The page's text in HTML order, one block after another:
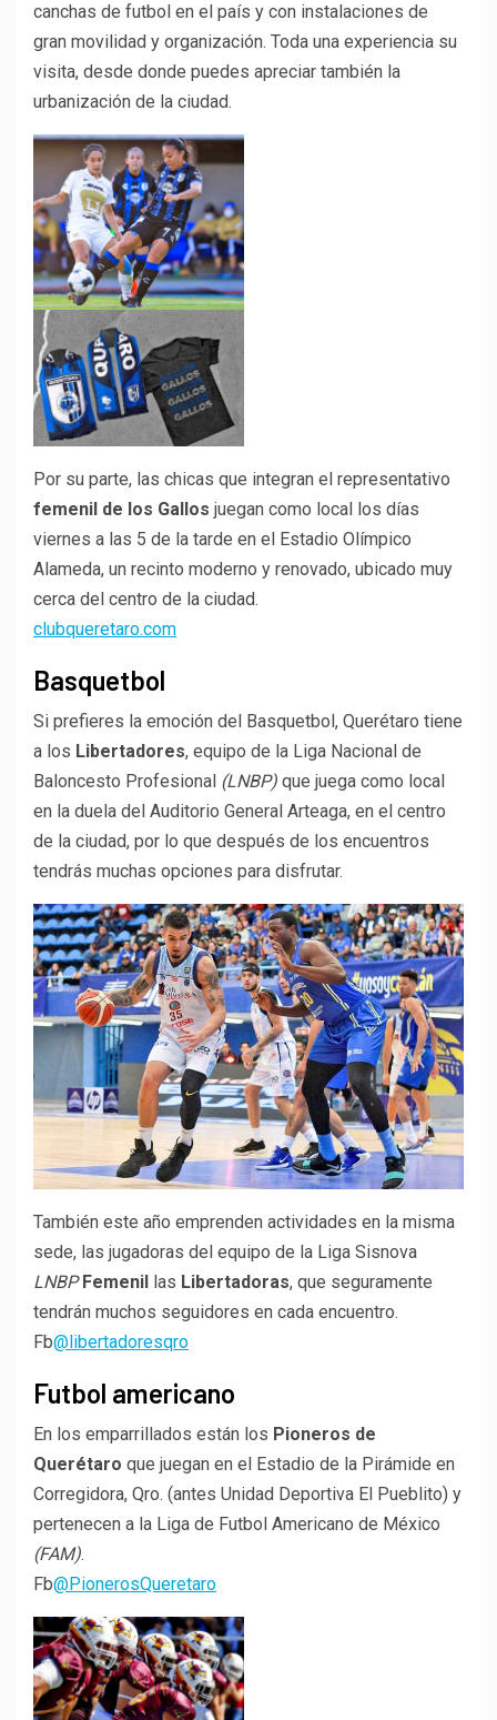
canchas de futbol en el país y con instalaciones de
gran movilidad y organización. Toda una experiencia su
visita, desde donde puedes apreciar también la
urbanización de la ciudad.
Por su parte, las chicas que integran el representativo
femenil de los Gallos juegan como local los días
viernes a las 5 de la tarde en el Estadio Olímpico
Alameda, un recinto moderno y renovado, ubicado muy
cerca del centro de la ciudad.
clubqueretaro.com
Basquetbol
Si prefieres la emoción del Basquetbol, Querétaro tiene
a los Libertadores, equipo de la Liga Nacional de
Baloncesto Profesional (LNBP) que juega como local
en la duela del Auditorio General Arteaga, en el centro
de la ciudad, por lo que después de los encuentros
tendrás muchas opciones para disfrutar.
También este año emprenden actividades en la misma
sede, las jugadoras del equipo de la Liga Sisnova
LNBP Femenil las Libertadoras, que seguramente
tendrán muchos seguidores en cada encuentro.
Fb@libertadoresqro
Futbol americano
En los emparrillados están los Pioneros de
Querétaro que juegan en el Estadio de la Pirámide en
Corregidora, Qro. (antes Unidad Deportiva El Pueblito) y
pertenecen a la Liga de Futbol Americano de México
(FAM).
Fb@PionerosQueretaro